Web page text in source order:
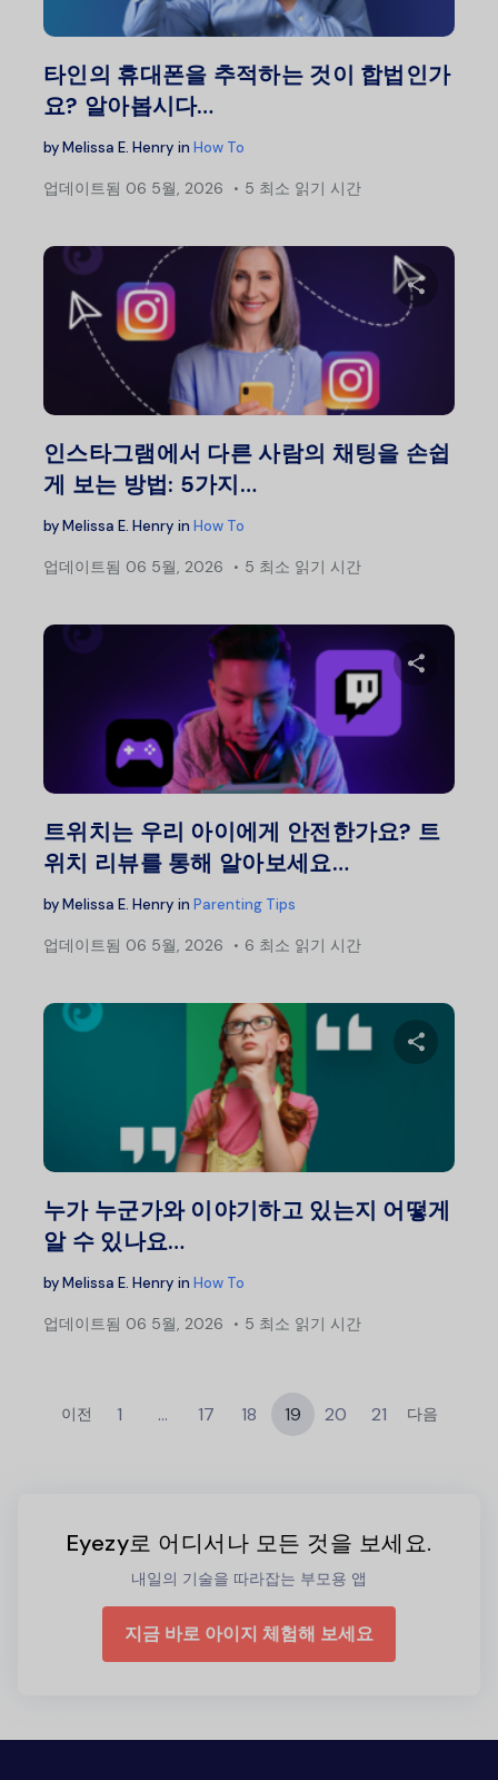
타인의 휴대폰을 추적하는 것이 합법인가
요? 알아봅시다…
byMelissa E. Henry in How To
업데이트됨 06 5월, 2026 5 최소 읽기 시간
인스타그램에서 다른 사람의 채팅을 손쉽
게 보는 방법: 5가지…
byMelissa E. Henry in How To
업데이트됨 06 5월, 2026 5 최소 읽기 시간
트위치는 우리 아이에게 안전한가요? 트
위치 리뷰를 통해 알아보세요…
byMelissa E. Henry in Parenting Tips
업데이트됨 06 5월, 2026 6 최소 읽기 시간
누가 누군가와 이야기하고 있는지 어떻게
알 수 있나요…
byMelissa E. Henry in How To
업데이트됨 06 5월, 2026 5 최소 읽기 시간
이전 1 … 17 18 19 20 21 다음
Eyezy로 어디서나 모든 것을 보세요.
내일의 기술을 따라잡는 부모용 앱
지금 바로 아이지 체험해 보세요